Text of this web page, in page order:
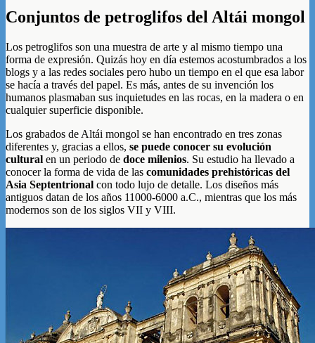
Conjuntos de petroglifos del Altái mongol
Los petroglifos son una muestra de arte y al mismo tiempo una
forma de expresión. Quizás hoy en día estemos acostumbrados a los
blogs y a las redes sociales pero hubo un tiempo en el que esa labor
se hacía a través del papel. Es más, antes de su invención los
humanos plasmaban sus inquietudes en las rocas, en la madera o en
cualquier superficie disponible.
Los grabados de Altái mongol se han encontrado en tres zonas
diferentes y, gracias a ellos, se puede conocer su evolución
cultural en un periodo de doce milenios. Su estudio ha llevado a
conocer la forma de vida de las comunidades prehistóricas del
Asia Septentrional con todo lujo de detalle. Los diseños más
antiguos datan de los años 11000-6000 a.C., mientras que los más
modernos son de los siglos VII y VIII.